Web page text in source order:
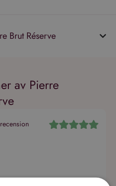
Brut Réserve
av Pierre